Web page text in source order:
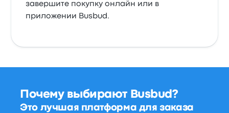
завершите покупку онлайн или в
приложении Busbud.
Почему выбирают Busbud?
Это лучшая платформа для заказа